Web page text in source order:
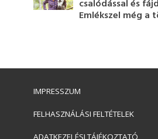
csalódással és
Emlékszel még a
IMPRESSZUM
FELHASZNÁLÁSI FELTÉTELEK
ADATKEZELÉSI TÁJÉKOZTATÓ